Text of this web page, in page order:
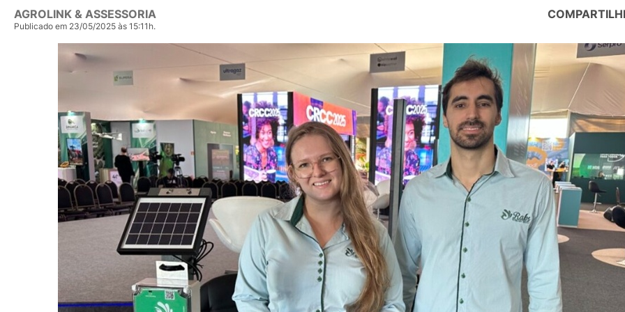
AGROLINK & ASSESSORIA
Publicado em 23/05/2025 às 15:11h.